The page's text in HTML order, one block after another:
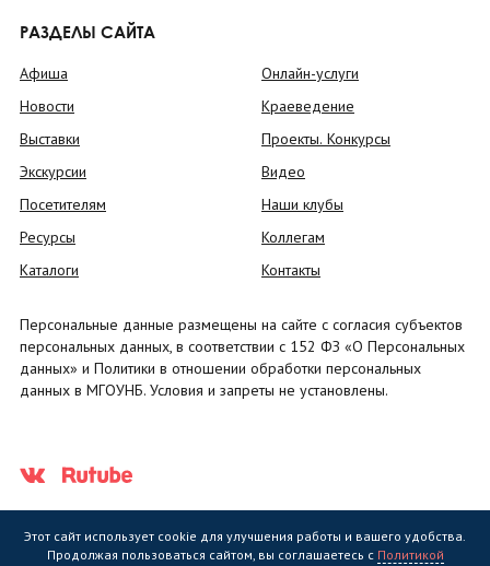
РАЗДЕЛЫ САЙТА
Афиша
Новости
Выставки
Экскурсии
Посетителям
Ресурсы
Каталоги
Онлайн-услуги
Краеведение
Проекты. Конкурсы
Видео
Наши клубы
Коллегам
Контакты
Персональные данные размещены на сайте с согласия субъектов
персональных данных, в соответствии с 152 ФЗ «О Персональных
данных» и Политики в отношении обработки персональных
данных в МГОУНБ. Условия и запреты не установлены.
Этот сайт использует cookie для улучшения работы и вашего удобства.
Продолжая пользоваться сайтом, вы соглашаетесь с Политикой